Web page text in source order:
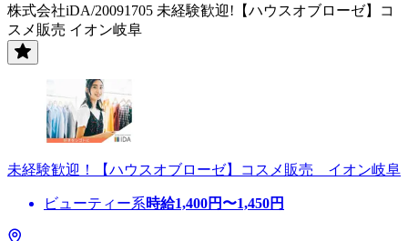
株式会社iDA/20091705 未経験歓迎!【ハウスオブローゼ】コ
スメ販売 イオン岐阜
未経験歓迎！【ハウスオブローゼ】コスメ販売 イオン岐阜
ビューティー系時給1,400円〜1,450円